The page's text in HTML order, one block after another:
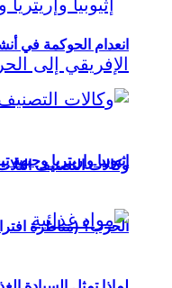
إثيوبيا وإريتريا
الحرب؟ (مناظرة
انعدام الحوكمة في
وكالات التصنيف